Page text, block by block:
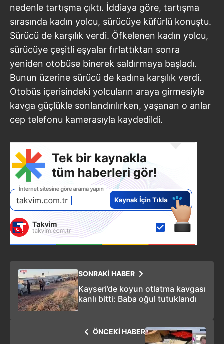
nedenle tartışma çıktı. İddiaya göre, tartışma
sırasında kadın yolcu, sürücüye küfürlü konuştu.
Sürücü de karşılık verdi. Öfkelenen kadın yolcu,
sürücüye çeşitli eşyalar fırlattıktan sonra
yeniden otobüse binerek saldırmaya başladı.
Bunun üzerine sürücü de kadına karşılık verdi.
Otobüs içerisindeki yolcuların araya girmesiyle
kavga güçlükle sonlandırılırken, yaşanan o anlar
cep telefonu kamerasıyla kaydedildi.
SONRAKİ HABER
Kayseri’de koyun otlatma kavgası
kanlı bitti: Baba oğul tutuklandı
ÖNCEKİ HABER